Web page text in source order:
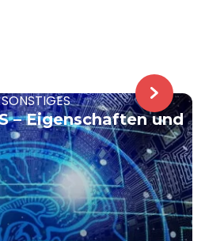
SONSTIGES
– Eigenschaften und